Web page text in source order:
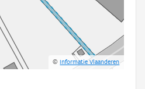
©Informatie Vlaanderen